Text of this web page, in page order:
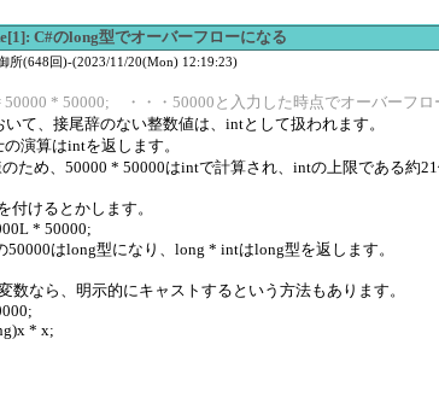
C#のlong型でオーバーフローになる
所(648回)-(2023/11/20(Mon) 12:19:23)
* 50000; ・・・50000と入力した時点でオーバーフロ
いて、接尾辞のない整数値は、intとして扱われます。
演算はintを返します。
ため、50000 * 50000はintで計算され、intの上限である約
付けるとかします。
* 50000;
50000はlong型になり、long * intはlong型を返します。
数なら、明示的にキャストするという方法もあります。
* x;